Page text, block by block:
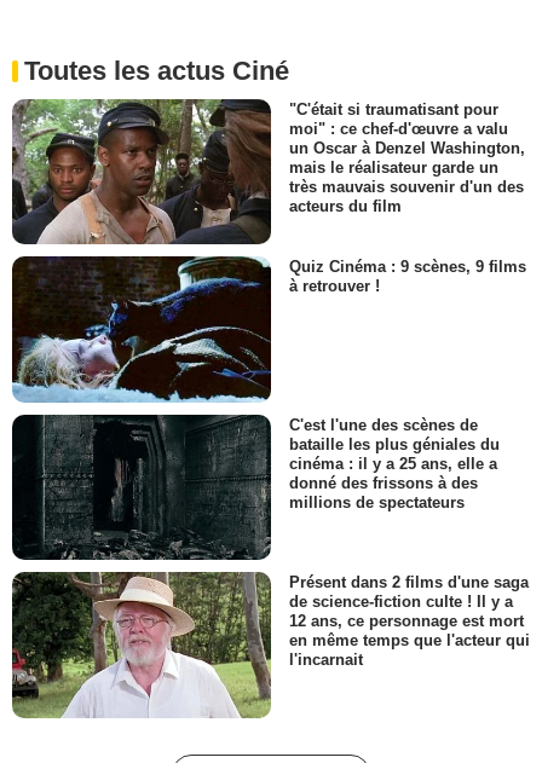
Toutes les actus Ciné
"C'était si traumatisant pour
moi" : ce chef-d'œuvre a valu
un Oscar à Denzel Washington,
mais le réalisateur garde un
très mauvais souvenir d'un des
acteurs du film
Quiz Cinéma : 9 scènes, 9 films
à retrouver !
C'est l'une des scènes de
bataille les plus géniales du
cinéma : il y a 25 ans, elle a
donné des frissons à des
millions de spectateurs
Présent dans 2 films d'une saga
de science-fiction culte ! Il y a
12 ans, ce personnage est mort
en même temps que l'acteur qui
l'incarnait